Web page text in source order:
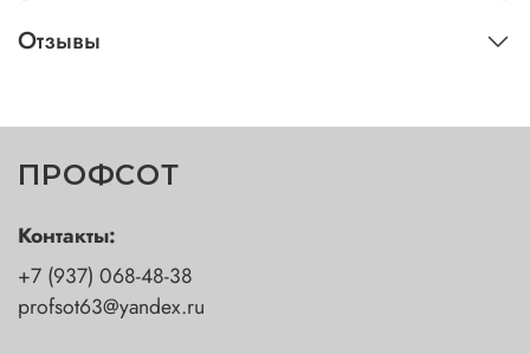
Отзывы
ПРОФСОТ
Контакты:
+7 (937) 068-48-38
profsot63@yandex.ru